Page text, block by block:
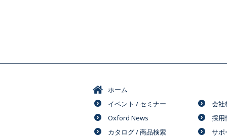
ホーム
イベント / セミナー
Oxford News
カタログ / 商品検索
会社
採用
サポ